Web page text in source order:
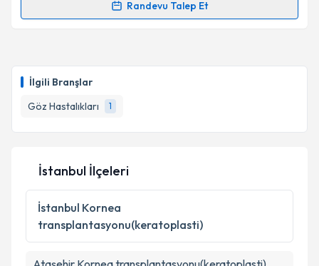
İlgili Branşlar
Göz Hastalıkları
1
Randevu Talep Et
bilgilendireceğiz.
E-posta Adresiniz
Kişisel verilerimin işlenmesine ilişkin
Metni'ni okudum ve kişisel verilerimin belirtilen
kapsamda işlenmesini kabul ediyorum.
İstanbul İlçeleri
İstanbul Kornea
transplantasyonu(keratoplasti)